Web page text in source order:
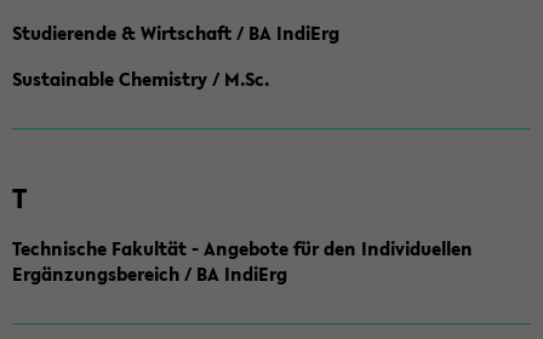
Studierende & Wirtschaft / BA IndiErg
Sustainable Chemistry / M.Sc.
T
Technische Fakultät - Angebote für den Individuellen
Ergänzungsbereich / BA IndiErg